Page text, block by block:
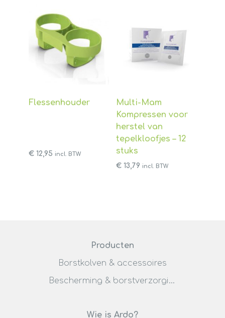
Flessenhouder
€12,95 incl. BTW
Multi-Mam
Kompressen voor
herstel van
tepelkloofjes – 12
stuks
€13,79 incl. BTW
Producten
Borstkolven & accessoires
Bescherming & borstverzorging
Wie is Ardo?